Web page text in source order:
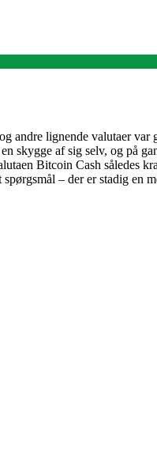
andre lignende valutaer var
skygge af sig selv, og på
Bitcoin Cash således
– der er stadig en